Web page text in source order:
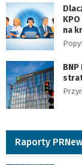
na
Raporty